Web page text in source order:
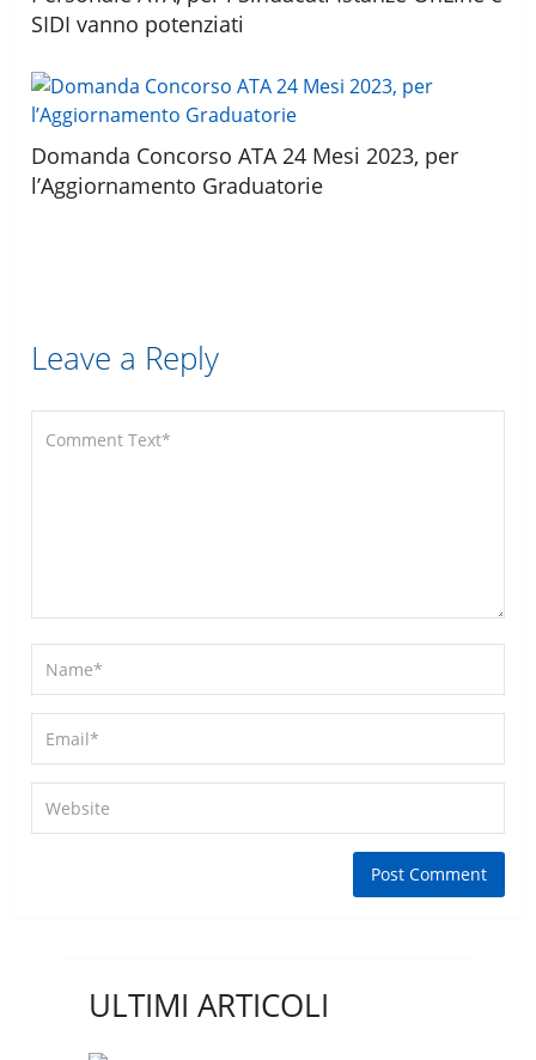
SIDI vanno potenziati
Domanda Concorso ATA 24 Mesi 2023, per
l’Aggiornamento Graduatorie
Leave a Reply
ULTIMI ARTICOLI